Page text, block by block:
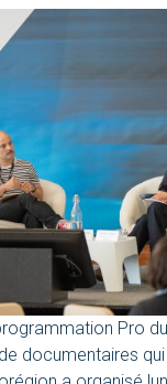
Pro
documentaires